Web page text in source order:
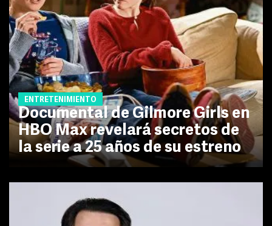
ENTRETENIMIENTO
Documental de Gilmore Girls en
HBO Max revelará secretos de
la serie a 25 años de su estreno